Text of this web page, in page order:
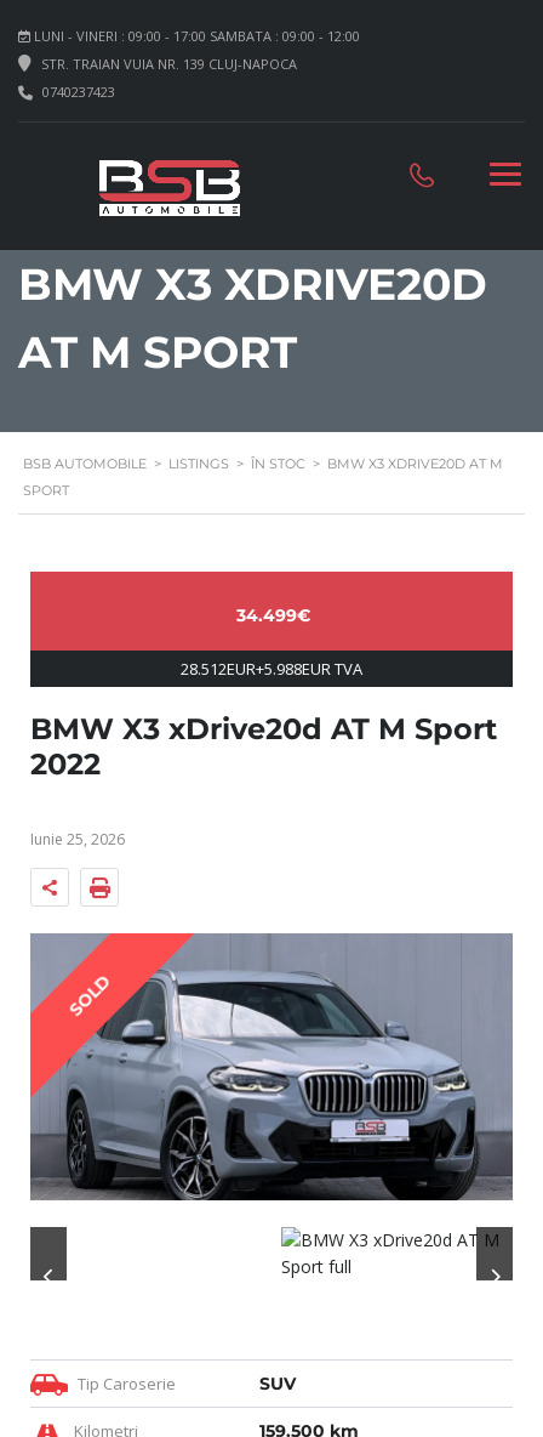
LUNI - VINERI : 09:00 - 17:00 SAMBATA : 09:00 - 12:00
STR. TRAIAN VUIA NR. 139 CLUJ-NAPOCA
0740237423
BMW X3 XDRIVE20D
AT M SPORT
BSB AUTOMOBILE > LISTINGS > ÎN STOC > BMW X3 XDRIVE20D AT M
SPORT
34.499€
28.512EUR+5.988EUR TVA
BMW X3 xDrive20d AT M Sport
2022
Iunie 25, 2026
SOLD
Tip Caroserie SUV
Kilometri 159.500 km